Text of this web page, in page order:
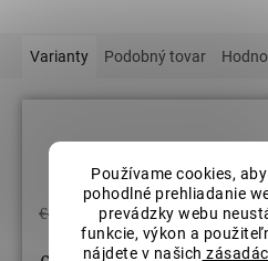
Používame cookies,
pohodlné prehliadanie
prevádzky webu
funkcie, výkon a
nájdete v našich
Varianty Podobný tovar
€403,85